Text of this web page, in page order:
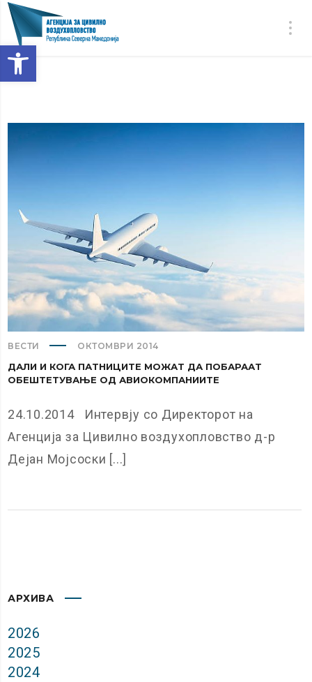
Open toolbar
ВЕСТИ ОКТОМВРИ 2014
ДАЛИ И КОГА ПАТНИЦИТЕ МОЖАТ ДА ПОБАРААТ
ОБЕШТЕТУВАЊЕ ОД АВИОКОМПАНИИТЕ
24.10.2014 Интервју со Директорот на
Агенција за Цивилно воздухопловство д-р
Дејан Мојсоски [...]
АРХИВА
2026
2025
2024